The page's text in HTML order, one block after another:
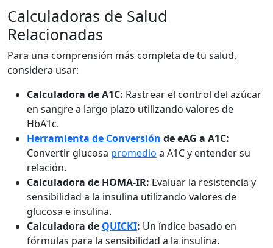
Calculadoras de Salud
Relacionadas
Para una comprensión más completa de tu salud,
considera usar:
Calculadora de A1C: Rastrear el control del azúcar
en sangre a largo plazo utilizando valores de
HbA1c.
Herramienta de Conversión de eAG a A1C:
Convertir glucosa promedio a A1C y entender su
relación.
Calculadora de HOMA-IR: Evaluar la resistencia y
sensibilidad a la insulina utilizando valores de
glucosa e insulina.
Calculadora de QUICKI: Un índice basado en
fórmulas para la sensibilidad a la insulina.